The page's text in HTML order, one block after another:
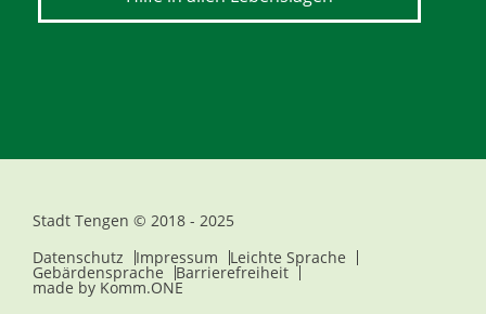
Stadt Tengen © 2018 - 2025
Datenschutz
Impressum Leichte Sprache
Gebärdensprache Barrierefreiheit
made by Komm.ONE